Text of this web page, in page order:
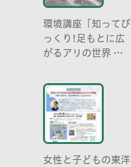
環境講座「知ってび
っくり!足もとに広
がるアリの世界 ア
成り立ち、生態系に
おける役割」
女性と子どもの東洋